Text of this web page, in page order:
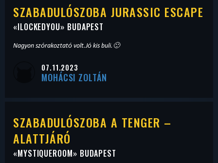
SZABADULÓSZOBA JURASSIC ESCAPE
«ILOCKEDYOU» BUDAPEST
Nagyon szórakoztató volt.Jó kis buli.🙂
07.11.2023
MOHÁCSI ZOLTÁN
SZABADULÓSZOBA A TENGER –
ALATTJÁRÓ
«MYSTIQUEROOM» BUDAPEST